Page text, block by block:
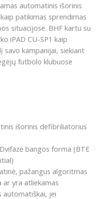
automatinis išorinis
patikimas sprendimas
situacijose. BHF kartu su
iPAD CU-SP1 kaip
kampanijai, siekiant
futbolo klubuose
išorinis defibriliatorius
Dvifazė bangos forma (BTE
pažangus algoritmas
ar yra atliekamas
automatiškai, jei